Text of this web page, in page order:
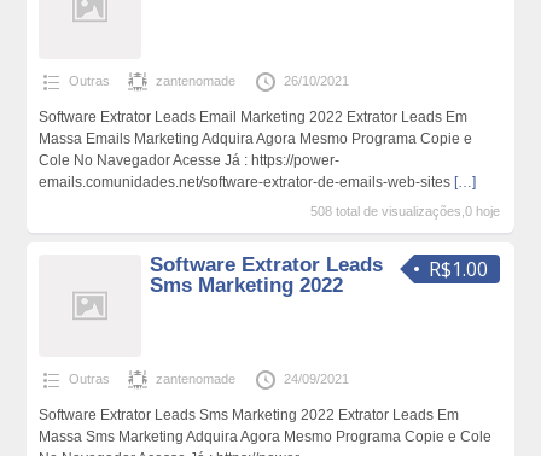
Outras zantenomade 26/10/2021
Software Extrator Leads Email Marketing 2022 Extrator Leads Em
Massa Emails Marketing Adquira Agora Mesmo Programa Copie e
Cole No Navegador Acesse Já : https://power-
emails.comunidades.net/software-extrator-de-emails-web-sites […]
508 total de visualizações,0 hoje
R$1.00
Software Extrator Leads
Sms Marketing 2022
Outras zantenomade 24/09/2021
Software Extrator Leads Sms Marketing 2022 Extrator Leads Em
Massa Sms Marketing Adquira Agora Mesmo Programa Copie e Cole